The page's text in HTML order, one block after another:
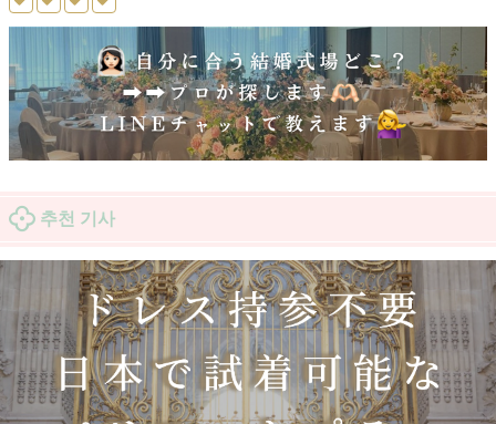
추천 기사